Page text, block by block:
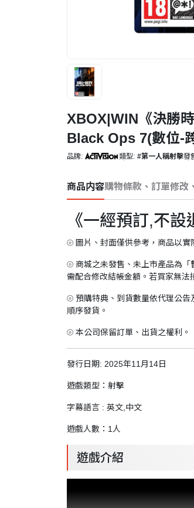
XBOX|WIN《決勝
Black Ops 7(數位-
品牌: 類型: #第一人稱射擊發
商品内容購物條款、訂單修改
《一經預訂,不設
⦾ 圖片、封面僅供參考，商品以實
⦾ 商城之未發售、未上市產品為「
需配合修改結帳金額。若買家無法
⦾ 預購特典、到貨數量依代理公告
順序發貨。
⦾ 本公司保留訂單、出貨之權利。
發行日期: 2025年11月14日
遊戲類型：射擊
字幕語言 : 英文,中文
遊戲人數：1人
遊戲介紹